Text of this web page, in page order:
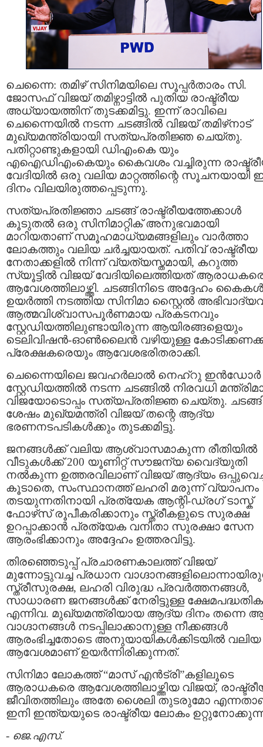
ചെന്നൈ: തമിഴ് സിനിമയിലെ സൂപ്പർതാരം സി.
ജോസഫ് വിജയ് തമിഴ്നാട്ടിൽ പുതിയ രാഷ്ട്രീയ
അധ്യായത്തിന് തുടക്കമിട്ടു. ഇന്ന് രാവിലെ
ചെന്നൈയിൽ നടന്ന ചടങ്ങിൽ വിജയ് തമിഴ്‌നാട്
മുഖ്യമന്ത്രിയായി സത്യപ്രതിജ്ഞ ചെയ്തു.
പതിറ്റാണ്ടുകളായി ഡിഎംകെ യും
എഐഡിഎംകെയും കൈവശം വച്ചിരുന്ന
വേദിയിൽ ഒരു വലിയ മാറ്റത്തിന്റെ സൂചനയായി
ദിനം വിലയിരുത്തപ്പെടുന്നു.
സത്യപ്രതിജ്ഞാ ചടങ്ങ് രാഷ്ട്രീയത്തേക്കാൾ
കൂടുതൽ ഒരു സിനിമാറ്റിക് അനുഭവമായി
മാറിയതാണ് സമൂഹമാധ്യമങ്ങളിലും വാർത്താ
ലോകത്തും വലിയ ചർച്ചയായത്. പതിവ് രാഷ്ട്രീയ
നേതാക്കളിൽ നിന്ന് വ്യത്യസ്തമായി, കറുത്ത
സ്യൂട്ടിൽ വിജയ് വേദിയിലെത്തിയത്
ആവേശത്തിലാഴ്ത്തി. ചടങ്ങിനിടെ അദ്ദേഹം കൈകൾ
ഉയർത്തി നടത്തിയ സിനിമാ സ്റ്റൈൽ
ആത്മവിശ്വാസപൂർണമായ പ്രകടനവും
സ്റ്റേഡിയത്തിലുണ്ടായിരുന്ന ആയിരങ്ങളെയും
ടെലിവിഷൻ-ഓൺലൈൻ വഴിയുള്ള
പ്രേക്ഷകരെയും ആവേശഭരിതരാക്കി.
ചെന്നൈയിലെ ജവഹർലാൽ നെഹ്റു ഇൻഡോർ
സ്റ്റേഡിയത്തിൽ നടന്ന ചടങ്ങിൽ നിരവധി
വിജയോടൊപ്പം സത്യപ്രതിജ്ഞ ചെയ്തു.
ശേഷം മുഖ്യമന്ത്രി വിജയ് തന്റെ ആദ്യ
ഭരണനടപടികൾക്കും തുടക്കമിട്ടു.
ജനങ്ങൾക്ക് വലിയ ആശ്വാസമാകുന്ന രീതിയിൽ
വീടുകൾക്ക് 200 യൂണിറ്റ് സൗജന്യ വൈദ്യുതി
നൽകുന്ന ഉത്തരവിലാണ് വിജയ് ആദ്യം
കൂടാതെ, സംസ്ഥാനത്ത് ലഹരി മരുന്ന് വ്യാപനം
തടയുന്നതിനായി പ്രത്യേക ആന്റി-ഡ്രഗ് ടാസ്ക്
ഫോഴ്‌സ് രൂപീകരിക്കാനും സ്ത്രീകളുടെ സുരക്ഷ
ഉറപ്പാക്കാൻ പ്രത്യേക വനിതാ സുരക്ഷാ സേന
ആരംഭിക്കാനും അദ്ദേഹം ഉത്തരവിട്ടു.
തിരഞ്ഞെടുപ്പ് പ്രചാരണകാലത്ത് വിജയ്
മുന്നോട്ടുവച്ച പ്രധാന
സ്ത്രീസുരക്ഷ, ലഹരി വിരുദ്ധ പ്രവർത്തനങ്ങൾ,
സാധാരണ ജനങ്ങൾക്ക് നേരിട്ടുള്ള
എന്നിവ. മുഖ്യമന്ത്രിയായ ആദ്യ ദിനം തന്നെ
വാഗ്ദാനങ്ങൾ നടപ്പിലാക്കാനുള്ള നീക്കങ്ങൾ
ആരംഭിച്ചതോടെ അനുയായികൾക്കിടയിൽ വലിയ
ആവേശമാണ് ഉയർന്നിരിക്കുന്നത്.
സിനിമാ ലോകത്ത് “മാസ് എൻട്രി”കളിലൂടെ
ആരാധകരെ ആവേശത്തിലാഴ്ത്തിയ വിജയ്,
ജീവിതത്തിലും അതേ ശൈലി തുടരുമോ
ഇനി ഇന്ത്യയുടെ രാഷ്ട്രീയ ലോകം
- ജെ.എസ്.